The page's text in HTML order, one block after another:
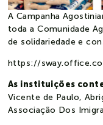
A Campanha
toda a Comunidade
de solidariedade e
https://
As instituições
Vicente de Paulo,
Associação Dos